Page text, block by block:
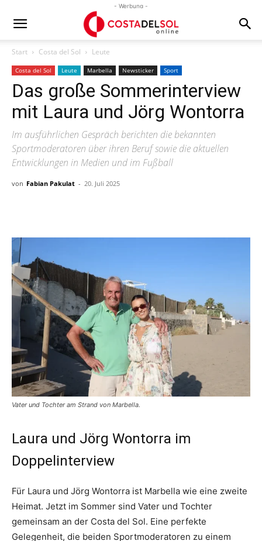
- Werbung -
Start Costa del Sol Leute
Costa del Sol Leute Marbella Newsticker Sport
Das große Sommerinterview
mit Laura und Jörg Wontorra
Im ausführlichen Gespräch berichten die bekannten
Sportmoderatoren über ihren Beruf sowie die aktuellen
Entwicklungen in Medien und im Fußball
von Fabian Pakulat - 20. Juli 2025
Vater und Tochter am Strand von Marbella.
Laura und Jörg Wontorra im
Doppelinterview
Für Laura und Jörg Wontorra ist Marbella wie eine zweite
Heimat. Jetzt im Sommer sind Vater und Tochter
gemeinsam an der Costa del Sol. Eine perfekte
Gelegenheit, die beiden Sportmoderatoren zu einem